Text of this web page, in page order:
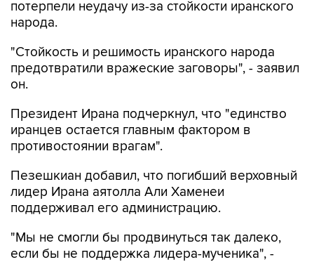
потерпели неудачу из-за стойкости иранского
народа.
"Стойкость и решимость иранского народа
предотвратили вражеские заговоры", - заявил
он.
Президент Ирана подчеркнул, что "единство
иранцев остается главным фактором в
противостоянии врагам".
Пезешкиан добавил, что погибший верховный
лидер Ирана аятолла Али Хаменеи
поддерживал его администрацию.
"Мы не смогли бы продвинуться так далеко,
если бы не поддержка лидера-мученика", -